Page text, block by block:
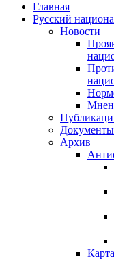
Главная
Русский
Новости
Документы
Архив